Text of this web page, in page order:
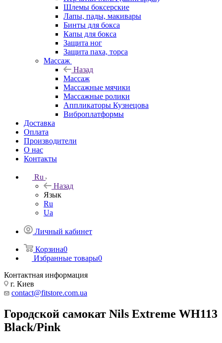
Шлемы боксерские
Лапы, пады, макивары
Бинты для бокса
Капы для бокса
Защита ног
Защита паха, торса
Массаж
Назад
Массаж
Массажные мячики
Массажные ролики
Аппликаторы Кузнецова
Виброплатформы
Доставка
Оплата
Производители
О нас
Контакты
Ru
Назад
Язык
Ru
Ua
Личный кабинет
Корзина0
Избранные товары0
Контактная информация
г. Киев
contact@fitstore.com.ua
Городской самокат Nils Extreme WH113
Black/Pink